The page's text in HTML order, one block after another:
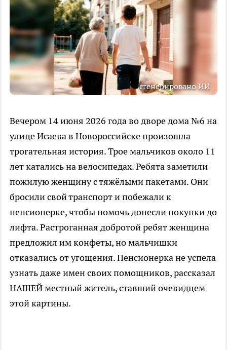
сгенерировано ИИ
Вечером 14 июня 2026 года во дворе дома №6 на
улице Исаева в Новороссийске произошла
трогательная история. Трое мальчиков около 11
лет катались на велосипедах. Ребята заметили
пожилую женщину с тяжёлыми пакетами. Они
бросили свой транспорт и побежали к
пенсионерке, чтобы помочь донесли покупки до
лифта. Растроганная добротой ребят женщина
предложил им конфеты, но мальчишки
отказались от угощения. Пенсионерка не успела
узнать даже имен своих помощников, рассказал
НАШЕЙ местный житель, ставший очевидцем
этой картины.